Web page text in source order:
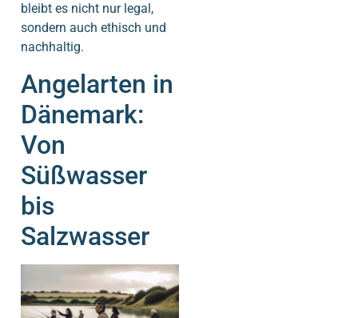
bleibt es nicht nur legal,
sondern auch ethisch und
nachhaltig.
Angelarten in
Dänemark:
Von
Süßwasser
bis
Salzwasser